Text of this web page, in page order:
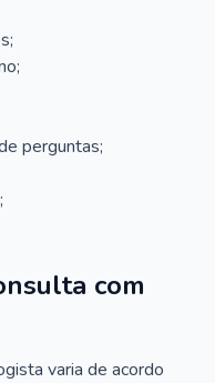
perguntas;
com
varia de acordo